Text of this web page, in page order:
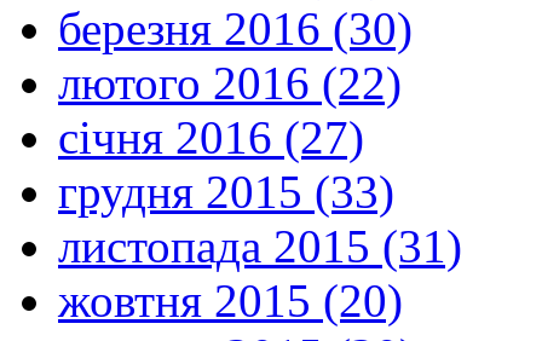
березня 2016 (30)
лютого 2016 (22)
січня 2016 (27)
грудня 2015 (33)
листопада 2015 (31)
жовтня 2015 (20)